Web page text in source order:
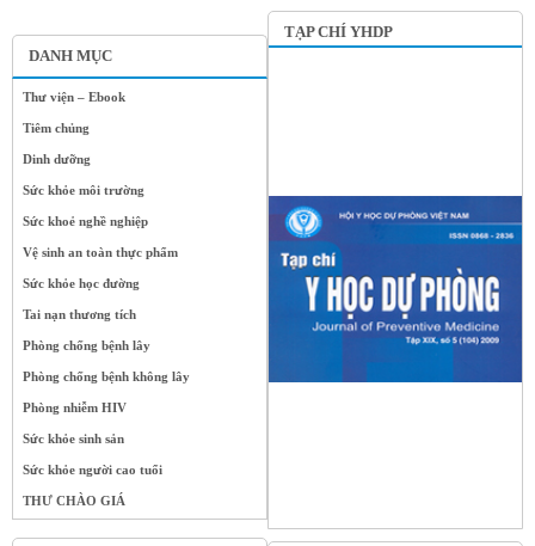
DANH MỤC
Thư viện – Ebook
Tiêm chủng
Dinh dưỡng
Sức khỏe môi trường
Sức khoẻ nghề nghiệp
Vệ sinh an toàn thực phẩm
Sức khỏe học đường
Tai nạn thương tích
Phòng chống bệnh lây
Phòng chống bệnh không lây
Phòng nhiễm HIV
Sức khỏe sinh sản
Sức khỏe người cao tuổi
THƯ CHÀO GIÁ
TẠP CHÍ YHDP